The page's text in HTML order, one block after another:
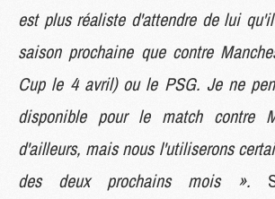
est plus réaliste d'attendre de lui
saison prochaine que contre
Cup le 4 avril) ou le PSG. Je ne
disponible pour le match contre
d'ailleurs, mais nous l'utiliserons
des deux prochains mois ».